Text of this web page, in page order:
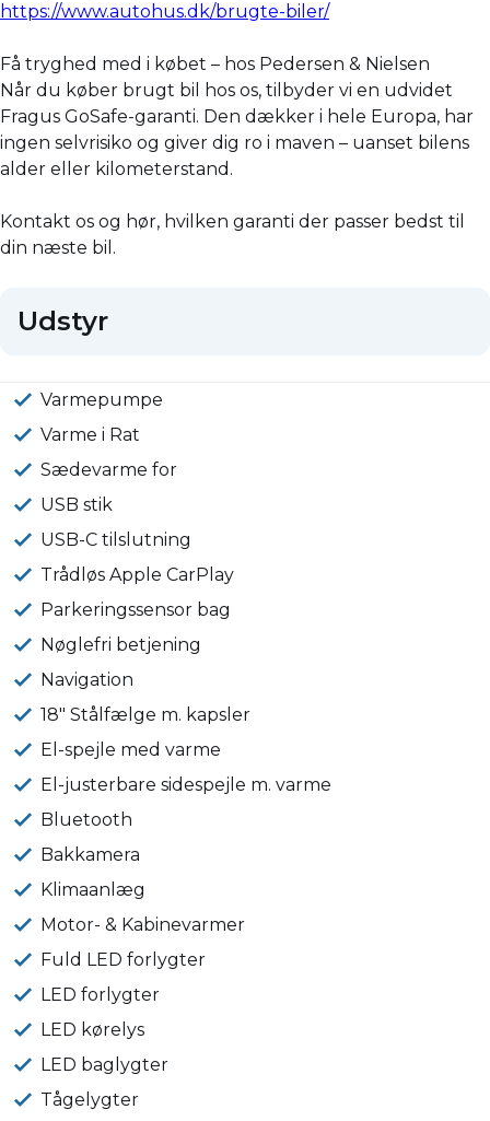
https://www.autohus.dk/brugte-biler/
Få tryghed med i købet – hos Pedersen & Nielsen
Når du køber brugt bil hos os, tilbyder vi en udvidet
Fragus GoSafe-garanti. Den dækker i hele Europa, har
ingen selvrisiko og giver dig ro i maven – uanset bilens
alder eller kilometerstand.
Kontakt os og hør, hvilken garanti der passer bedst til
din næste bil.
Udstyr
Varmepumpe
Varme i Rat
Sædevarme for
USB stik
USB-C tilslutning
Trådløs Apple CarPlay
Parkeringssensor bag
Nøglefri betjening
Navigation
18" Stålfælge m. kapsler
El-spejle med varme
El-justerbare sidespejle m. varme
Bluetooth
Bakkamera
Klimaanlæg
Motor- & Kabinevarmer
Fuld LED forlygter
LED forlygter
LED kørelys
LED baglygter
Tågelygter